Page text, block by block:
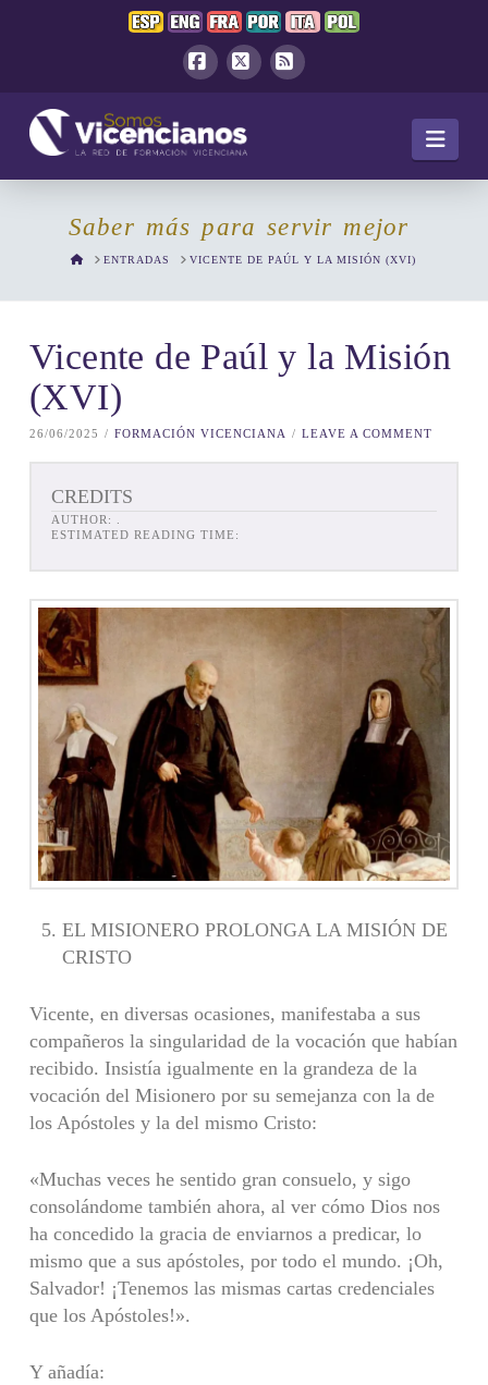
Saber más para servir mejor
HOMEENTRADAS VICENTE DE PAÚL Y LA MISIÓN (XVI)
Vicente de Paúl y la Misión
(XVI)
26/06/2025 FORMACIÓN VICENCIANA LEAVE A COMMENT
CREDITS
AUTHOR:
ESTIMATED READING TIME:
EL MISIONERO PROLONGA LA MISIÓN DE
CRISTO
Vicente, en diversas ocasiones, manifestaba a sus
compañeros la singularidad de la vocación que habían
recibido. Insistía igualmente en la grandeza de la
voca­ción del Misionero por su semejanza con la de
los Após­toles y la del mismo Cristo:
«Muchas veces he sentido gran consuelo, y sigo
conso­lándome también ahora, al ver cómo Dios nos
ha con­cedido la gracia de enviarnos a predicar, lo
mismo que a sus apóstoles, por todo el mundo. ¡Oh,
Salvador! ¡Tene­mos las mismas cartas credenciales
que los Apóstoles!».
Y añadía: